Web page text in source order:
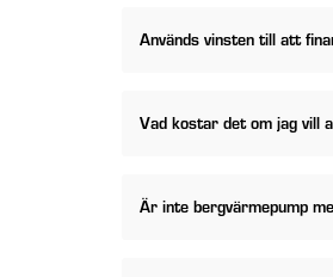
Används vinsten till att
Vad kostar det om jag vill
Är inte bergvärmepump